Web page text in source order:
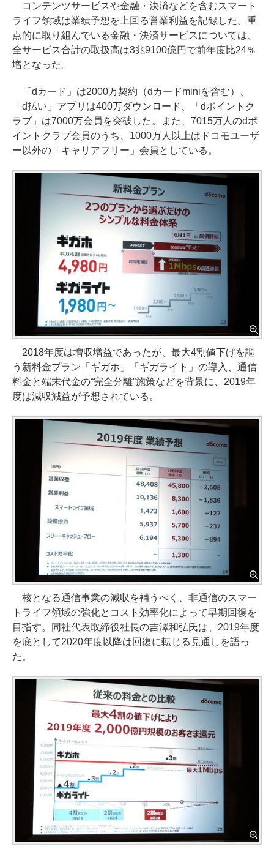
コンテンツサービスや金融・決済などを含むスマート
ライフ領域は業績予想を上回る営業利益を記録した。重
点的に取り組んでいる金融・決済サービスについては、
全サービス合計の取扱高は3兆9100億円で前年度比24％
増となった。
「dカード」は2000万契約（dカードminiを含む）、
「d払い」アプリは400万ダウンロード、「dポイントク
ラブ」は7000万会員を突破した。また、7015万人のdポ
イントクラブ会員のうち、1000万人以上はドコモユーザ
ー以外の「キャリアフリー」会員としている。
2018年度は増収増益であったが、最大4割値下げを謳
う新料金プラン「ギガホ」「ギガライト」の導入、通信
料金と端末代金の“完全分離”施策などを背景に、2019年
度は減収減益が予想されている。
核となる通信事業の減収を補うべく、非通信のスマー
トライフ領域の強化とコスト効率化によって早期回復を
目指す。同社代表取締役社長の吉澤和弘氏は、2019年度
を底として2020年度以降は回復に転じる見通しを語っ
た。